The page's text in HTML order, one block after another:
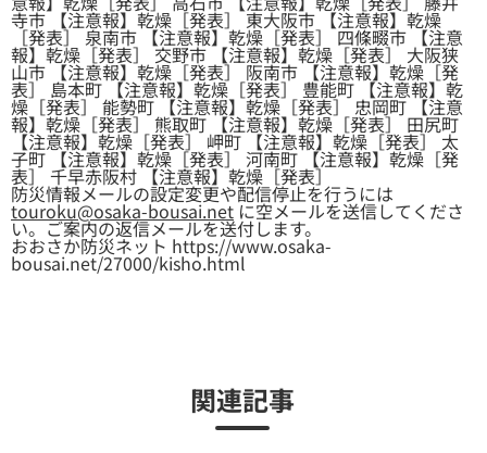
寺市 【注意報】乾燥［発表］ 東大阪市 【注意報】乾燥
［発表］ 泉南市 【注意報】乾燥［発表］ 四條畷市 【注意
報】乾燥［発表］ 交野市 【注意報】乾燥［発表］ 大阪狭
山市 【注意報】乾燥［発表］ 阪南市 【注意報】乾燥［発
表］ 島本町 【注意報】乾燥［発表］ 豊能町 【注意報】乾
燥［発表］ 能勢町 【注意報】乾燥［発表］ 忠岡町 【注意
報】乾燥［発表］ 熊取町 【注意報】乾燥［発表］ 田尻町
【注意報】乾燥［発表］ 岬町 【注意報】乾燥［発表］ 太
子町 【注意報】乾燥［発表］ 河南町 【注意報】乾燥［発
表］ 千早赤阪村 【注意報】乾燥［発表］
防災情報メールの設定変更や配信停止を行うには
touroku@osaka-bousai.netに空メールを送信してくださ
い。ご案内の返信メールを送付します。
おおさか防災ネット https://www.osaka-
bousai.net/27000/kisho.html
関連記事